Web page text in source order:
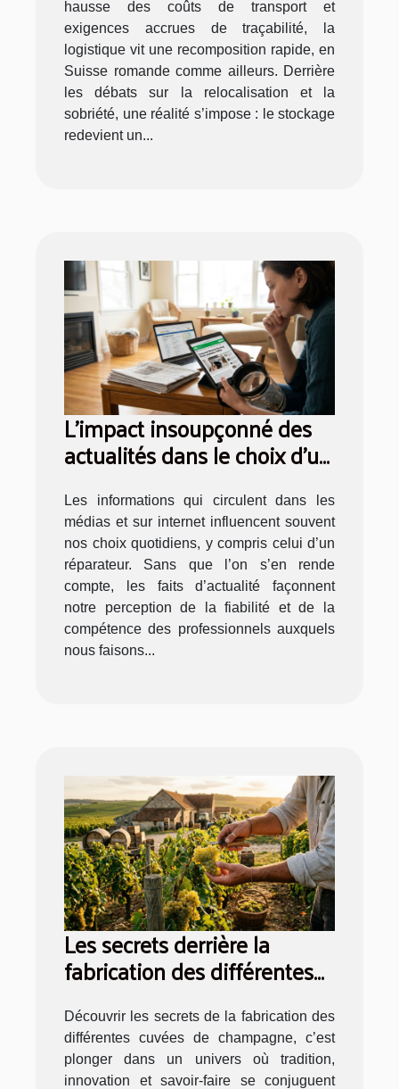
hausse des coûts de transport et
exigences accrues de traçabilité, la
logistique vit une recomposition rapide, en
Suisse romande comme ailleurs. Derrière
les débats sur la relocalisation et la
sobriété, une réalité s’impose : le stockage
redevient un...
L’impact insoupçonné des
actualités dans le choix d’un
Les informations qui circulent dans les
médias et sur internet influencent souvent
nos choix quotidiens, y compris celui d’un
réparateur. Sans que l’on s’en rende
compte, les faits d’actualité façonnent
notre perception de la fiabilité et de la
compétence des professionnels auxquels
nous faisons...
Les secrets derrière la
fabrication des différentes
Découvrir les secrets de la fabrication des
différentes cuvées de champagne, c’est
plonger dans un univers où tradition,
innovation et savoir-faire se conjuguent